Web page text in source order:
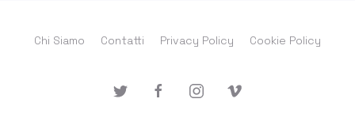
Chi Siamo Contatti Privacy Policy Cookie Policy